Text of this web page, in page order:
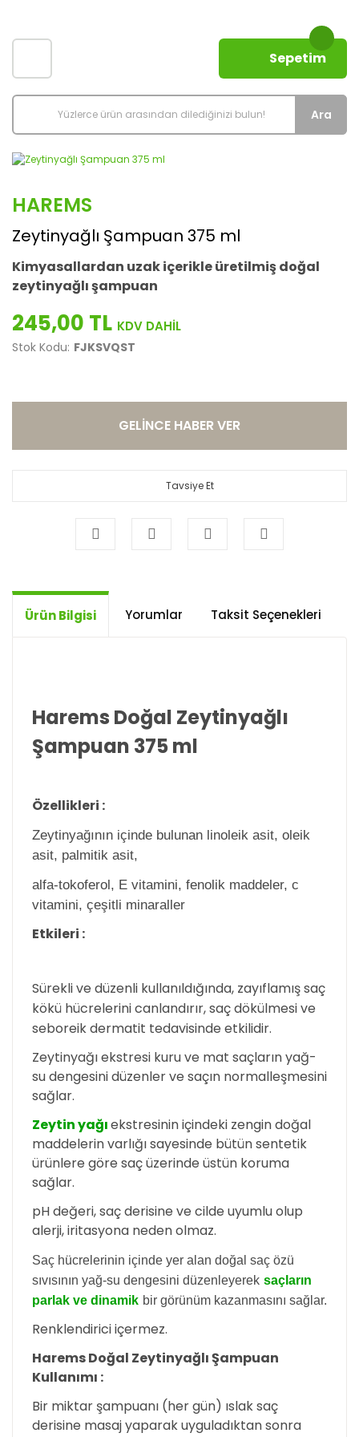
Ara
Sepetim
HAREMS
Zeytinyağlı Şampuan 375 ml
Kimyasallardan uzak içerikle üretilmiş doğal
zeytinyağlı şampuan
245,00 TL
Stok Kodu: FJKSVQST
GELİNCE HABER VER
Tavsiye Et
Ürün Bilgisi Yorumlar Taksit Seçenekleri
Harems Doğal Zeytinyağlı
Şampuan 375 ml
Özellikleri :
Zeytinyağının içinde bulunan linoleik asit, oleik
asit, palmitik asit,
alfa-tokoferol, E vitamini, fenolik maddeler, c
vitamini, çeşitli minaraller
Etkileri :
Sürekli ve düzenli kullanıldığında, zayıflamış saç
kökü hücrelerini canlandırır, saç dökülmesi ve
seboreik dermatit tedavisinde etkilidir.
Zeytinyağı ekstresi kuru ve mat saçların yağ-
su dengesini düzenler ve saçın normalleşmesini
sağlar.
Zeytin yağıekstresinin içindeki zengin doğal
maddelerin varlığı sayesinde bütün sentetik
ürünlere göre saç üzerinde üstün koruma
sağlar.
pH değeri, saç derisine ve cilde uyumlu olup
alerji, iritasyona neden olmaz.
Saç hücrelerinin içinde yer alan doğal saç özü
sıvısının yağ-su dengesini düzenleyerek saçların
parlak ve dinamik bir görünüm kazanmasını sağlar.
Renklendirici içermez.
Harems Doğal Zeytinyağlı Şampuan
Kullanımı :
Bir miktar şampuanı (her gün) ıslak saç
derisine masaj yaparak uyguladıktan sonra